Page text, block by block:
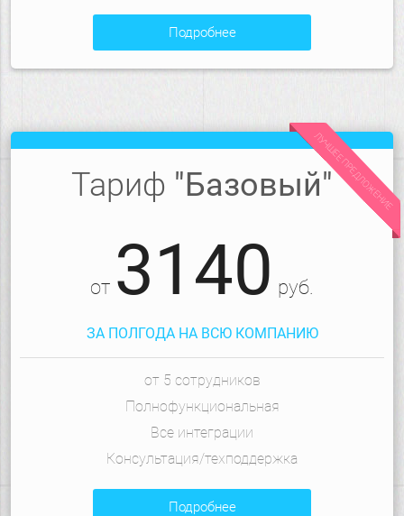
подробнее
Тариф "Базовый"
от 3140 руб.
ЗА ПОЛГОДА НА ВСЮ КОМПАНИЮ
от 5 сотрудников
Полнофункциональная
Все интеграции
Консультация/техподдержка
подробнее
ЛУЧШЕЕ ПРЕДЛОЖЕНИЕ